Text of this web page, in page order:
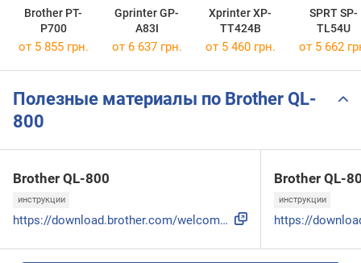
Brother PT-
P700
Gprinter GP-
A83I
Xprinter XP-
TT424B
SPRT SP-
TL54U
от 5 855 грн. от 6 637 грн. от 5 460 грн. от 5 662
Полезные материалы по Brother QL-
800
Brother QL-800
инструкции
https://download.brother.com/welcome/docp100288/ql-800_rus_...
Brother QL-
инструкции